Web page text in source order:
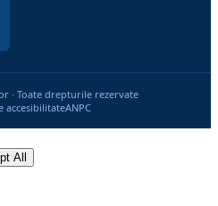
· Toate drepturile rezervate
accesibilitateANPC
All